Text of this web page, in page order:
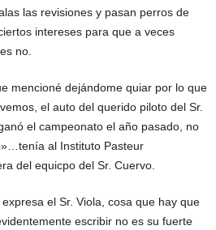
las revisiones y pasan perros de
intereses para que a veces
no.
mencioné dejándome quiar por lo que
el auto del querido piloto del Sr.
el campeonato el año pasado, no
al Instituto Pasteur
del equicpo del Sr. Cuervo.
el Sr. Viola, cosa que hay que
escribir no es su fuerte